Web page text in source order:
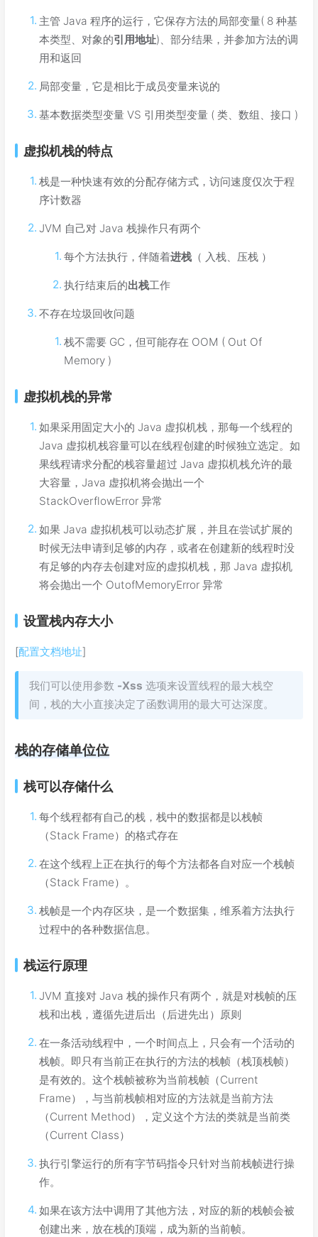
主管 Java 程序的运行，它保存方法的局部变量( 8 种基
本类型、对象的引用地址)、部分结果，并参加方法的调
用和返回
局部变量，它是相比于成员变量来说的
基本数据类型变量 VS 引用类型变量 ( 类、数组、接口 )
虚拟机栈的特点
栈是一种快速有效的分配存储方式，访问速度仅次于程
序计数器
JVM 自己对 Java 栈操作只有两个
每个方法执行，伴随着进栈（ 入栈、压栈 ）
执行结束后的出栈工作
不存在垃圾回收问题
栈不需要 GC，但可能存在 OOM ( Out Of
Memory )
虚拟机栈的异常
如果采用固定大小的 Java 虚拟机栈，那每一个线程的
Java 虚拟机栈容量可以在线程创建的时候独立选定。如
果线程请求分配的栈容量超过 Java 虚拟机栈允许的最
大容量，Java 虚拟机将会抛出一个
StackOverflowError 异常
如果 Java 虚拟机栈可以动态扩展，并且在尝试扩展的
时候无法申请到足够的内存，或者在创建新的线程时没
有足够的内存去创建对应的虚拟机栈，那 Java 虚拟机
将会抛出一个 OutofMemoryError 异常
设置栈内存大小
[配置文档地址]
我们可以使用参数 -Xss 选项来设置线程的最大栈空
间，栈的大小直接决定了函数调用的最大可达深度。
栈的存储单位位
栈可以存储什么
每个线程都有自己的栈，栈中的数据都是以栈帧
（Stack Frame）的格式存在
在这个线程上正在执行的每个方法都各自对应一个栈帧
（Stack Frame）。
栈帧是一个内存区块，是一个数据集，维系着方法执行
过程中的各种数据信息。
栈运行原理
JVM 直接对 Java 栈的操作只有两个，就是对栈帧的压
栈和出栈，遵循先进后出（后进先出）原则
在一条活动线程中，一个时间点上，只会有一个活动的
栈帧。即只有当前正在执行的方法的栈帧（栈顶栈帧）
是有效的。这个栈帧被称为当前栈帧（Current
Frame），与当前栈帧相对应的方法就是当前方法
（Current Method），定义这个方法的类就是当前类
（Current Class）
执行引擎运行的所有字节码指令只针对当前栈帧进行操
作。
如果在该方法中调用了其他方法，对应的新的栈帧会被
创建出来，放在栈的顶端，成为新的当前帧。